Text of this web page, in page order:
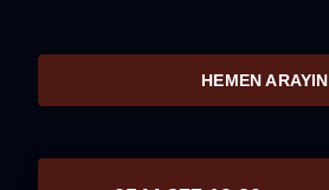
HEMEN ARAYIN